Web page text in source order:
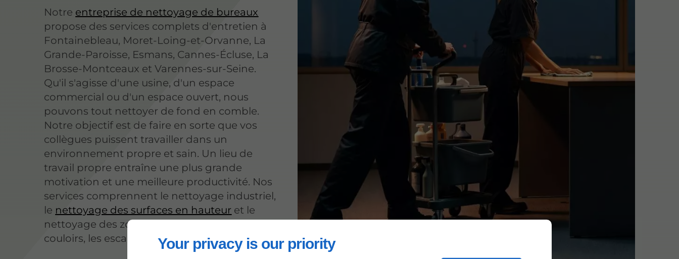
Your privacy is our priority
Notre entreprise de nettoyage de bureaux
propose des services complets d'entretien à
Fontainebleau, Moret-Loing-et-Orvanne, La
Grande-Paroisse, Esmans, Cannes-Écluse, La
Brosse-Montceaux et Varennes-sur-Seine.
Qu'il s'agisse d'une usine, d'un espace
commercial ou d'un espace ouvert, nous
pouvons tout nettoyer de fond en comble.
Notre objectif est de faire en sorte que vos
collègues puissent travailler dans un
environnement propre et sain. Un lieu de
travail propre entraîne une plus grande
motivation et une meilleure productivité. Nos
services comprennent le nettoyage industriel,
le nettoyage des surfaces en hauteur et le
nettoyage des zones communes comme les
couloirs, les escaliers et les rampes.